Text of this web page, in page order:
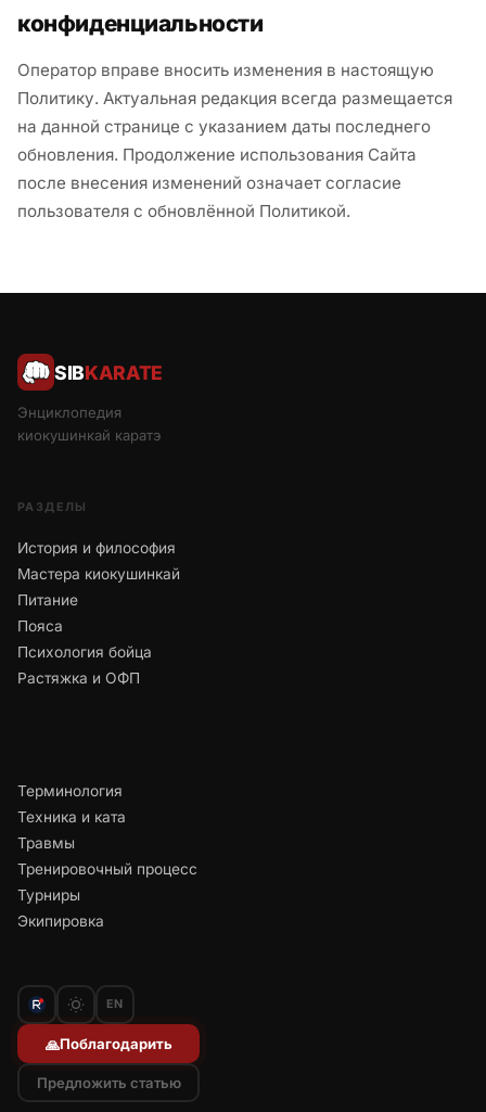
конфиденциальности
Оператор вправе вносить изменения в настоящую
Политику. Актуальная редакция всегда размещается
на данной странице с указанием даты последнего
обновления. Продолжение использования Сайта
после внесения изменений означает согласие
пользователя с обновлённой Политикой.
SIBKARATE
Энциклопедия
киокушинкай каратэ
РАЗДЕЛЫ
История и философия
Мастера киокушинкай
Питание
Пояса
Психология бойца
Растяжка и ОФП
Терминология
Техника и ката
Травмы
Тренировочный процесс
Турниры
Экипировка
EN
🙏Поблагодарить
Предложить статью